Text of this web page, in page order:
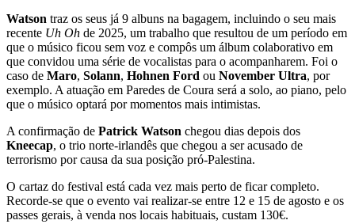
Watson traz os seus já 9 albuns na bagagem, incluindo o seu mais
recente Uh Oh de 2025, um trabalho que resultou de um período em
que o músico ficou sem voz e compôs um álbum colaborativo em
que convidou uma série de vocalistas para o acompanharem. Foi o
caso de Maro, Solann, Hohnen Ford ou November Ultra, por
exemplo. A atuação em Paredes de Coura será a solo, ao piano, pelo
que o músico optará por momentos mais intimistas.
A confirmação de Patrick Watson chegou dias depois dos
Kneecap, o trio norte-irlandês que chegou a ser acusado de
terrorismo por causa da sua posição pró-Palestina.
O cartaz do festival está cada vez mais perto de ficar completo.
Recorde-se que o evento vai realizar-se entre 12 e 15 de agosto e os
passes gerais, à venda nos locais habituais, custam 130€.